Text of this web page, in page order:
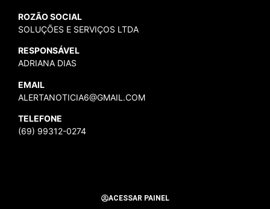
ROZÃO SOCIAL
SOLUÇÕES E SERVIÇOS LTDA
RESPONSÁVEL
ADRIANA DIAS
EMAIL
ALERTANOTICIA6@GMAIL.COM
TELEFONE
(69) 99312-0274
ACESSAR PAINEL